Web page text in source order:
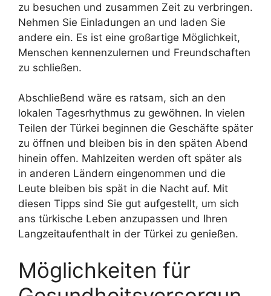
zu besuchen und zusammen Zeit zu verbringen.
Nehmen Sie Einladungen an und laden Sie
andere ein. Es ist eine großartige Möglichkeit,
Menschen kennenzulernen und Freundschaften
zu schließen.
Abschließend wäre es ratsam, sich an den
lokalen Tagesrhythmus zu gewöhnen. In vielen
Teilen der Türkei beginnen die Geschäfte später
zu öffnen und bleiben bis in den späten Abend
hinein offen. Mahlzeiten werden oft später als
in anderen Ländern eingenommen und die
Leute bleiben bis spät in die Nacht auf. Mit
diesen Tipps sind Sie gut aufgestellt, um sich
ans türkische Leben anzupassen und Ihren
Langzeitaufenthalt in der Türkei zu genießen.
Möglichkeiten für